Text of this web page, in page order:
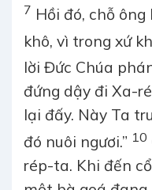
7 Hồi đó, chỗ
khô, vì trong xứ
lời Đức Chúa
đứng dậy đi Xa-
lại đấy. Này Ta
đó nuôi ngươi.” 10
rép-ta. Khi đến